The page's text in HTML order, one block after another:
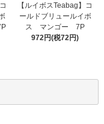
【ルイボスTeabag】コ
ールドブリュールイボ
ス マンゴー 7P
972円(税72円)